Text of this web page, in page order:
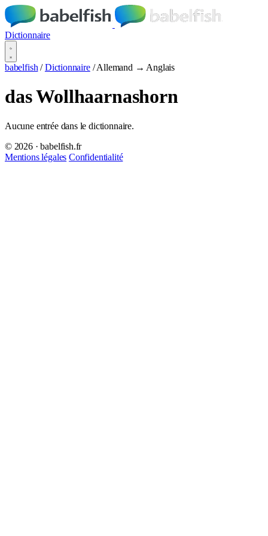
Dictionnaire
babelfish / Dictionnaire / Allemand → Anglais
das Wollhaarnashorn
Aucune entrée dans le dictionnaire.
© 2026 · babelfish.fr
Mentions légales Confidentialité